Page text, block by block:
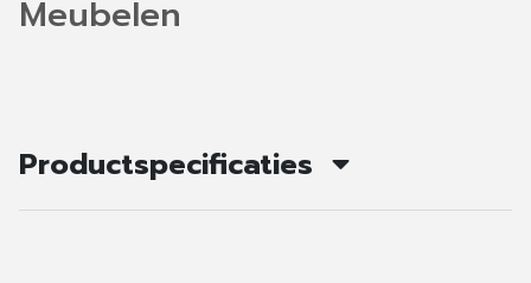
Meubelen
Productspecificaties